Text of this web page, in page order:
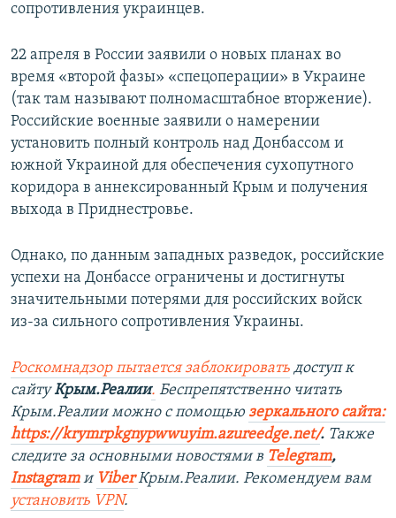
сопротивления украинцев.
22 апреля в России заявили о новых планах во
время «второй фазы» «спецоперации» в Украине
(так там называют полномасштабное вторжение).
Российские военные заявили о намерении
установить полный контроль над Донбассом и
южной Украиной для обеспечения сухопутного
коридора в аннексированный Крым и получения
выхода в Приднестровье.
Однако, по данным западных разведок, российские
успехи на Донбассе ограничены и достигнуты
значительными потерями для российских войск
из-за сильного сопротивления Украины.
Роскомнадзор пытается заблокировать доступ к
сайтуКрым.Реалии. Беспрепятственно читать
Крым.Реалии можно с помощью зеркального сайта:
https://krymrpkgnypwwuyim.azureedge.net/. Также
следите за основными новостями в Telegram,
Instagramи ViberКрым.Реалии. Рекомендуем вам
установить VPN.